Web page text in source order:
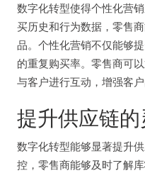
数字化转型使得个性化营
买历史和行为数据，零售
品。个性化营销不仅能够
的重复购买率。零售商可
与客户进行互动，增强客户
提升供应链
数字化转型能够显著提升
控，零售商能够及时了解